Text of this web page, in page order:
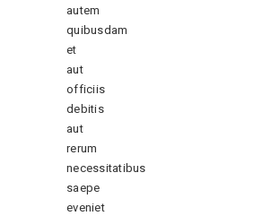
autem
quibusdam
et
aut
officiis
debitis
aut
rerum
necessitatibus
saepe
eveniet